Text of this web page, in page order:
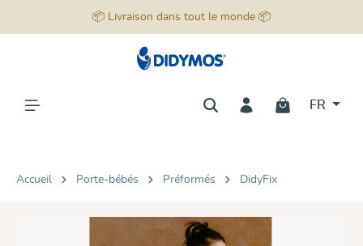
📦 Livraison dans tout le monde 📦
FR
Accueil Porte-bébés Préformés DidyFix